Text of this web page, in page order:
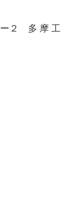
２ 多 摩 工